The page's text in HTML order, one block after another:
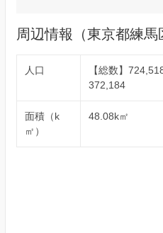
周辺情報（東京都練馬
人口
【総数】
372,184
面積（k
㎡）
48.08k㎡